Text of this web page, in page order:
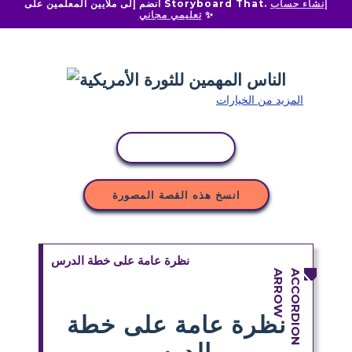
انضم إلى ملايين المعلمين على Storyboard That. إنشاء حساب
تعليمي مجاني✨
المزيد من الخيارات
انسخ هذه القصة المصورة
نظرة عامة على خطة الدرس
نظرة عامة على خطة